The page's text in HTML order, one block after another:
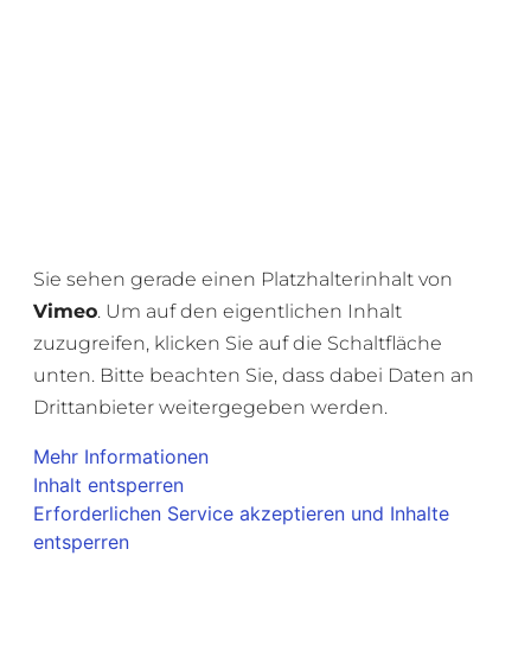
Sie sehen gerade einen Platzhalterinhalt von
Vimeo. Um auf den eigentlichen Inhalt
zuzugreifen, klicken Sie auf die Schaltfläche
unten. Bitte beachten Sie, dass dabei Daten an
Drittanbieter weitergegeben werden.
Mehr Informationen
Inhalt entsperren
Erforderlichen Service akzeptieren und Inhalte
entsperren